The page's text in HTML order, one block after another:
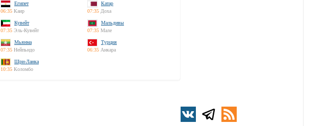
Египет
06:35 Каир
Катар
07:35 Доха
Кувейт
07:35 Эль-Кувейт
Мальдивы
07:35 Мале
Мьянма
07:35 Нейпьидо
Турция
06:35 Анкара
Шри-Ланка
10:35 Коломбо